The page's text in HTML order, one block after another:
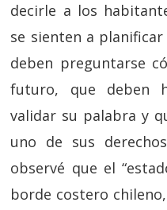
decirle a los
se sienten a
deben preguntarse
futuro, que deben
validar su palabra y
uno de sus
observé que el
borde costero